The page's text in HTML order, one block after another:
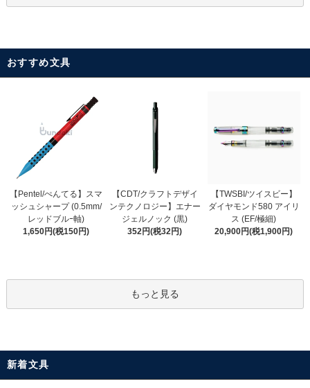
おすすめ文具
【Pentel/ぺんてる】スマ
ッシュシャープ (0.5mm/
レッドブルｰ軸)
1,650円(税150円)
【CDT/クラフトデザイ
ンテクノロジー】エナー
ジェルノック (黒)
352円(税32円)
【TWSBI/ツイスビー】
ダイヤモンド580 アイリ
ス (EF/極細)
20,900円(税1,900円)
もっと見る
新着文具